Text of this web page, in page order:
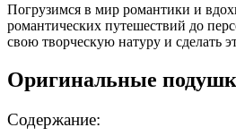
Погрузимся в мир романтики и
романтических путешествий до
свою творческую натуру и сделать
Оригинальные
Содержание: